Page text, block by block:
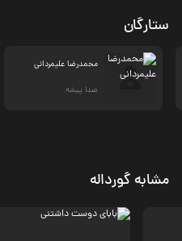
ستارگان
محمدرضا علیمردانی
صدا پیشه
مشابه گورداله